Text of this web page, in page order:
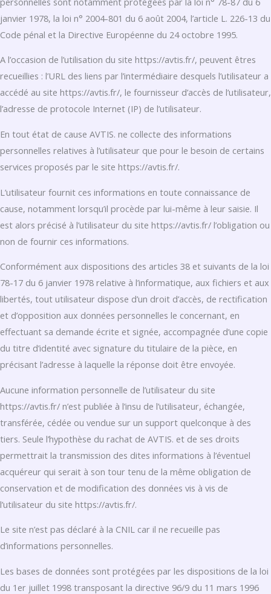
janvier 1978, la loi n° 2004-801 du 6 août 2004, l’article L. 226-13 du
Code pénal et la Directive Européenne du 24 octobre 1995.
A l’occasion de l’utilisation du site https://avtis.fr/, peuvent êtres
recueillies : l’URL des liens par l’intermédiaire desquels l’utilisateur a
accédé au site https://avtis.fr/, le fournisseur d’accès de l’utilisateur,
l’adresse de protocole Internet (IP) de l’utilisateur.
En tout état de cause AVTIS. ne collecte des informations
personnelles relatives à l’utilisateur que pour le besoin de certains
services proposés par le site https://avtis.fr/.
L’utilisateur fournit ces informations en toute connaissance de
cause, notamment lorsqu’il procède par lui-même à leur saisie. Il
est alors précisé à l’utilisateur du site https://avtis.fr/ l’obligation ou
non de fournir ces informations.
Conformément aux dispositions des articles 38 et suivants de la loi
78-17 du 6 janvier 1978 relative à l’informatique, aux fichiers et aux
libertés, tout utilisateur dispose d’un droit d’accès, de rectification
et d’opposition aux données personnelles le concernant, en
effectuant sa demande écrite et signée, accompagnée d’une copie
du titre d’identité avec signature du titulaire de la pièce, en
précisant l’adresse à laquelle la réponse doit être envoyée.
Aucune information personnelle de l’utilisateur du site
https://avtis.fr/ n’est publiée à l’insu de l’utilisateur, échangée,
transférée, cédée ou vendue sur un support quelconque à des
tiers. Seule l’hypothèse du rachat de AVTIS. et de ses droits
permettrait la transmission des dites informations à l’éventuel
acquéreur qui serait à son tour tenu de la même obligation de
conservation et de modification des données vis à vis de
l’utilisateur du site https://avtis.fr/.
Le site n’est pas déclaré à la CNIL car il ne recueille pas
d’informations personnelles.
Les bases de données sont protégées par les dispositions de la loi
du 1er juillet 1998 transposant la directive 96/9 du 11 mars 1996